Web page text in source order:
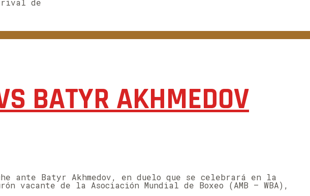
rival de
BATYR AKHMEDOV
ante Batyr Akhmedov, en duelo que se celebrará en la
de la Asociación Mundial de Boxeo (AMB – WBA),